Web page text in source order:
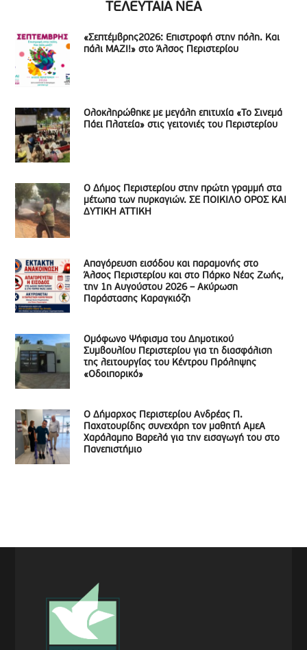
ΤΕΛΕΥΤΑΙΑ ΝΕΑ
«Σεπτέμβρης2026: Επιστροφή στην πόλη. Και
πάλι ΜΑΖΙ!» στο Άλσος Περιστερίου
Ολοκληρώθηκε με μεγάλη επιτυχία «Το Σινεμά
Πάει Πλατεία» στις γειτονιές του Περιστερίου
Ο Δήμος Περιστερίου στην πρώτη γραμμή στα
μέτωπα των πυρκαγιών. ΣΕ ΠΟΙΚΙΛΟ ΟΡΟΣ ΚΑΙ
ΔΥΤΙΚΗ ΑΤΤΙΚΗ
Απαγόρευση εισόδου και παραμονής στο
Άλσος Περιστερίου και στο Πάρκο Νέας Ζωής,
την 1η Αυγούστου 2026 – Ακύρωση
Παράστασης Καραγκιόζη
Ομόφωνο Ψήφισμα του Δημοτικού
Συμβουλίου Περιστερίου για τη διασφάλιση
της λειτουργίας του Κέντρου Πρόληψης
«Οδοιπορικό»
Ο Δήμαρχος Περιστερίου Ανδρέας Π.
Παχατουρίδης συνεχάρη τον μαθητή ΑμεΑ
Χαράλαμπο Βαρελά για την εισαγωγή του στο
Πανεπιστήμιο